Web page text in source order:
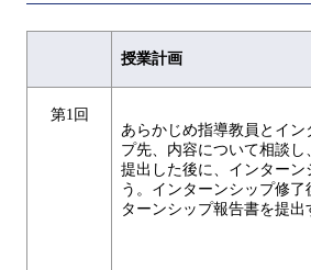
授業計画
第1回
あらかじめ指導教員とイン
プ先、内容について相談し
提出した後に、インターン
う。インターンシップ修了
ターンシップ報告書を提出